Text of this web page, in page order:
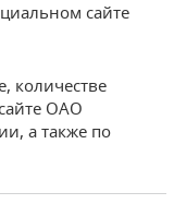
сайте
количестве
ОАО
а также по